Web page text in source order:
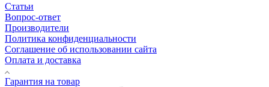
Статьи
Вопрос-ответ
Производители
Политика конфиденциальности
Соглашение об использовании сайта
Оплата и доставка
Гарантия на товар